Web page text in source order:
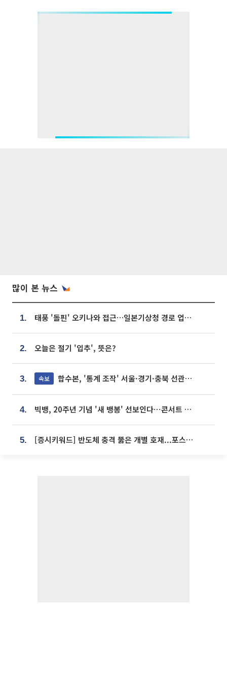
많이 본 뉴스
1. 태풍 '돌핀' 오키나와 접근…일본기상청 경로 업데이트
2. 오늘은 절기 '입추', 뜻은?
3. 속보 합수본, '통계 조작' 서울·경기·충북 선관위 등 추가 압수수색
4. 빅뱅, 20주년 기념 '새 뱅봉' 선보인다⋯콘서트 앞두고 팝업 개최
5. [증시키워드] 반도체 충격 뚫은 개별 호재...포스코퓨처엠·에코프로·한화솔루션 '눈길'